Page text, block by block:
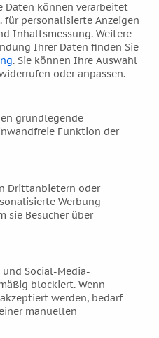
Daten können verarbeitet
für personalisierte Anzeigen
Inhaltsmessung. Weitere
Ihrer Daten finden Sie
. Sie können Ihre Auswahl
oder anpassen.
grundlegende
Funktion der
Drittanbietern oder
Werbung
sie Besucher über
Social-Media-
blockiert. Wenn
werden, bedarf
manuellen